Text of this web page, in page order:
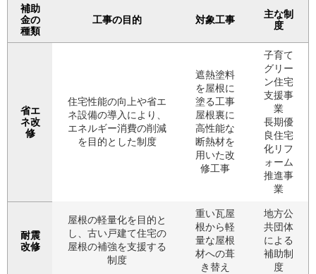
補助
金の
種類
工事の目的 対象工事
主な制
度
省エ
ネ改
修
住宅性能の向上や省エ
ネ設備の導入により、
エネルギー消費の削減
を目的とした制度
遮熱塗料
を屋根に
塗る工事
屋根裏に
高性能な
断熱材を
用いた改
修工事
子育て
グリー
ン住宅
支援事
業
長期優
良住宅
化リフ
ォーム
推進事
業
耐震
改修
屋根の軽量化を目的と
し、古い戸建て住宅の
屋根の補強を支援する
制度
重い瓦屋
根から軽
量な屋根
材への葺
き替え
地方公
共団体
による
補助制
度